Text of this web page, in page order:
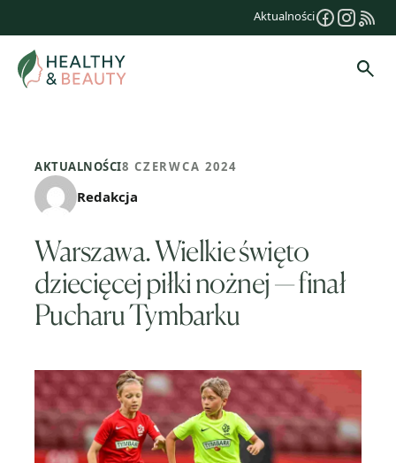
treści
Aktualności
AKTUALNOŚCI8 CZERWCA 2024
Redakcja
Warszawa. Wielkie święto
dziecięcej piłki nożnej — finał
Pucharu Tymbarku